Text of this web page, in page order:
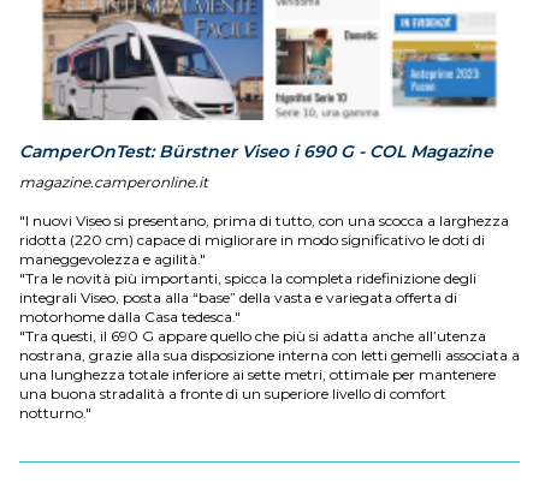
CamperOnTest: Bürstner Viseo i 690 G - COL Magazine
magazine.camperonline.it
"I nuovi Viseo si presentano, prima di tutto, con una scocca a larghezza
ridotta (220 cm) capace di migliorare in modo significativo le doti di
maneggevolezza e agilità."
"Tra le novità più importanti, spicca la completa ridefinizione degli
integrali Viseo, posta alla “base” della vasta e variegata offerta di
motorhome dalla Casa tedesca."
"Tra questi, il 690 G appare quello che più si adatta anche all’utenza
nostrana, grazie alla sua disposizione interna con letti gemelli associata a
una lunghezza totale inferiore ai sette metri, ottimale per mantenere
una buona stradalità a fronte di un superiore livello di comfort
notturno."